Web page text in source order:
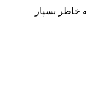
خاطر بسپار